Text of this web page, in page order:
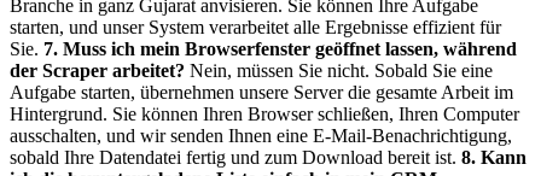
Branche in ganz Gujarat anvisieren. Sie können Ihre Aufgabe
starten, und unser System verarbeitet alle Ergebnisse effizient für
Sie. 7. Muss ich mein Browserfenster geöffnet lassen, während
der Scraper arbeitet? Nein, müssen Sie nicht. Sobald Sie eine
Aufgabe starten, übernehmen unsere Server die gesamte Arbeit im
Hintergrund. Sie können Ihren Browser schließen, Ihren Computer
ausschalten, und wir senden Ihnen eine E-Mail-Benachrichtigung,
sobald Ihre Datendatei fertig und zum Download bereit ist. 8. Kann